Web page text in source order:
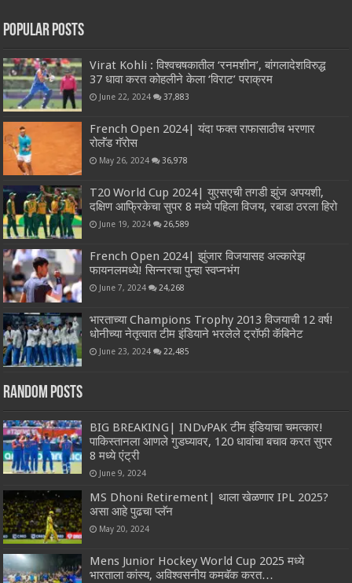
Popular Posts
Virat Kohli : विश्वचषकातील ‘रनमशीन’, बांगलादेशविरुद्ध
37 धावा करत कोहलीने केला ‘विराट’ पराक्रम
June 22, 2024 37,883
French Open 2024| यंदा फक्त राफासाठीच भरणार
रोलॅंड गॅरोस
May 26, 2024 36,978
T20 World Cup 2024| युएसएची तगडी झुंज अपयशी,
दक्षिण आफ्रिकेचा सुपर 8 मध्ये पहिला विजय, रबाडा ठरला हिरो
June 19, 2024 26,589
French Open 2024| झुंजार विजयासह अल्कारेझ
फायनलमध्ये! सिन्नरचा पुन्हा स्वप्नभंग
June 7, 2024 24,268
भारताच्या Champions Trophy 2013 विजयाची 12 वर्ष!
धोनीच्या नेतृत्वात टीम इंडियाने भरलेले ट्रॉफी कॅबिनेट
June 23, 2024 22,485
Random Posts
BIG BREAKING| INDvPAK टीम इंडियाचा चमत्कार!
पाकिस्तानला आणले गुडघ्यावर, 120 धावांचा बचाव करत सुपर
8 मध्ये एंट्री
June 9, 2024
MS Dhoni Retirement| थाला खेळणार IPL 2025?
असा आहे पुढचा प्लॅन
May 20, 2024
Mens Junior Hockey World Cup 2025 मध्ये
भारताला कांस्य, अविश्वसनीय कमबॅक करत…